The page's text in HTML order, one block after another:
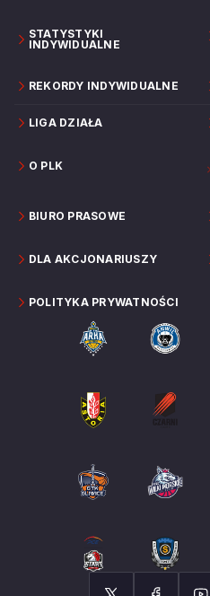
STATYSTYKI
INDYWIDUALNE
REKORDY INDYWIDUALNE
LIGA DZIAŁA
O PLK
BIURO PRASOWE
DLA AKCJONARIUSZY
POLITYKA PRYWATNOŚCI